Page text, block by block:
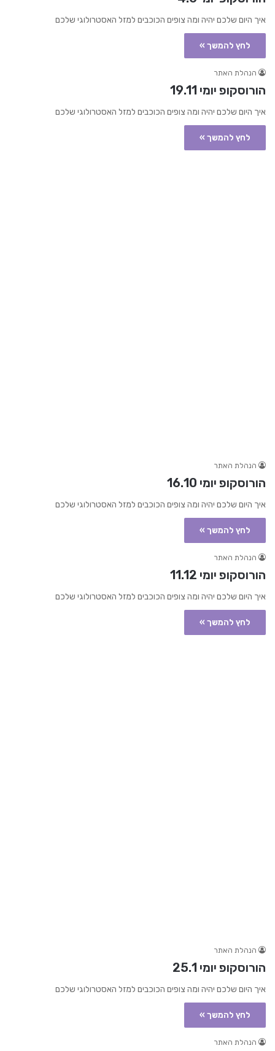
איך היום שלכם יהיה ומה צופים הכוכבים למזל האסטרולוגי שלכם
לחץ להמשך »
הנהלת האתר
הורוסקופ יומי 19.11
איך היום שלכם יהיה ומה צופים הכוכבים למזל האסטרולוגי שלכם
לחץ להמשך »
הנהלת האתר
הורוסקופ יומי 16.10
איך היום שלכם יהיה ומה צופים הכוכבים למזל האסטרולוגי שלכם
לחץ להמשך »
הנהלת האתר
הורוסקופ יומי 11.12
איך היום שלכם יהיה ומה צופים הכוכבים למזל האסטרולוגי שלכם
לחץ להמשך »
הנהלת האתר
הורוסקופ יומי 25.1
איך היום שלכם יהיה ומה צופים הכוכבים למזל האסטרולוגי שלכם
לחץ להמשך »
הנהלת האתר